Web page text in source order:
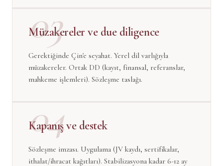
03
Müzakereler ve due diligence
Gerektiğinde Çin'e seyahat. Yerel dil varlığıyla
müzakereler. Ortak DD (kayıt, finansal, referanslar,
mahkeme işlemleri). Sözleşme taslağı.
04
Kapanış ve destek
Sözleşme imzası. Uygulama (JV kaydı, sertifikalar,
ithalat/ihracat kağıtları). Stabilizasyona kadar 6-12 ay